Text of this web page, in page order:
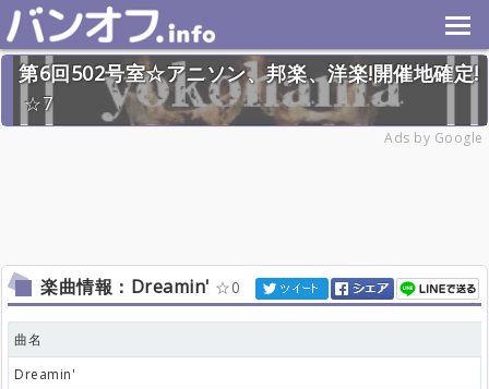
第6回502号室☆アニソン、邦楽、洋楽!開催地確定!
7
Ads by Google
楽曲情報：Dreamin' 0
曲名
Dreamin'